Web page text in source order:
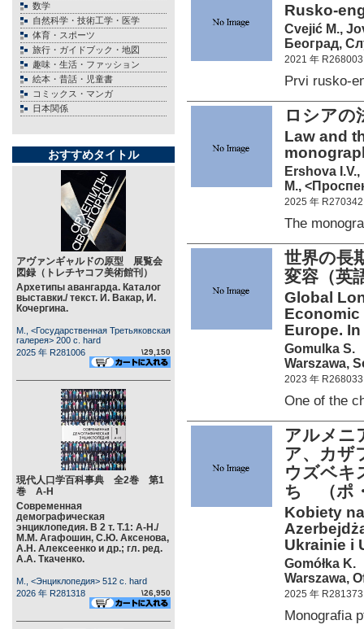
数学
自然科学・技術工学・医学
体育・スポーツ
旅行・ガイドブック・地図
趣味・生活・ファッション
絵本・昔話・児童書
コミックス・マンガ
日本関係
おすすめタイトル
アヴァンギャルドの原型 展覧会
図録（トレチヤコフ美術館刊）
Архетипы авангарда. Каталог
выставки./ текст. И. Вакар, И.
Кочергина.
М., <Государственная Третьяковская
галерея> 200 c. hard
2025 年 R281006
\29,150
現代人口学百科事典 全2巻 第1
巻 А-Н
Современная
демографическая
энциклопедия. В 2 т. Т.1: А-Н./
М.М. Агафошин, С.Ю. Аксенова,
А.Н. Алексеенко и др.; гл. ред.
А.А. Ткаченко.
М., <Энциклопедия> 512 c. hard
2026 年 R281318
\26,950
Rusko-
Cvejić M.,
Београд,
2021 年 R268003
Prvi rusko-
ロシア
Law and
Ershova
М.,
2025 年 R270342
The
世界の長
変容（英
Global
Economic
Europe.
Gomulka S.
Warszawa,
2023 年 R268033
One of the
アルメニ
ア、カザ
ウズベキ
ち （ポ
Kobiety
Ukrainie i
Gomółka K.
Warszawa,
2025 年 R281373
Monografia